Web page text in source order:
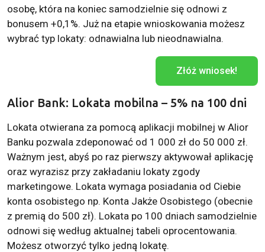
osobę, która na koniec samodzielnie się odnowi z
bonusem +0,1%. Już na etapie wnioskowania możesz
wybrać typ lokaty: odnawialna lub nieodnawialna.
Złóż wniosek!
Alior Bank: Lokata mobilna – 5% na 100 dni
Lokata otwierana za pomocą aplikacji mobilnej w Alior
Banku pozwala zdeponować od 1 000 zł do 50 000 zł.
Ważnym jest, abyś po raz pierwszy aktywował aplikację
oraz wyrazisz przy zakładaniu lokaty zgody
marketingowe. Lokata wymaga posiadania od Ciebie
konta osobistego np. Konta Jakże Osobistego (obecnie
z premią do 500 zł). Lokata po 100 dniach samodzielnie
odnowi się według aktualnej tabeli oprocentowania.
Możesz otworzyć tylko jedną lokatę.